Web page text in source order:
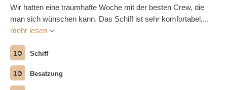
Wir hatten eine traumhafte Woche mit der besten Crew, die
man sich wünschen kann. Das Schiff ist sehr komfortabel,...
mehr lesen
10 Schiff
10 Besatzung